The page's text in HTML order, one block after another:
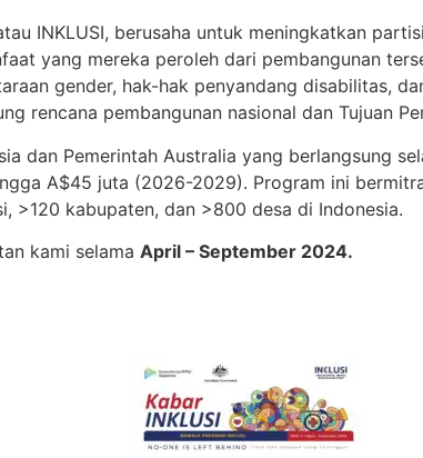
INKLUSI, berusaha untuk meningkatkan
yang mereka peroleh dari pembangunan
gender, hak-hak penyandang disabilitas,
rencana pembangunan nasional dan Tujuan
dan Pemerintah Australia yang berlangsung
A$45 juta (2026-2029). Program ini
>120 kabupaten, dan >800 desa di Indonesia.​
kami selama April – September 2024.